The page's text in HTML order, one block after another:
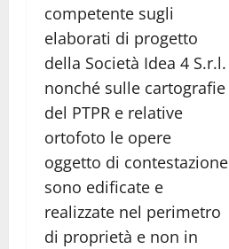
competente sugli
elaborati di progetto
della Società Idea 4 S.r.l.
nonché sulle cartografie
del PTPR e relative
ortofoto le opere
oggetto di contestazione
sono edificate e
realizzate nel perimetro
di proprietà e non in